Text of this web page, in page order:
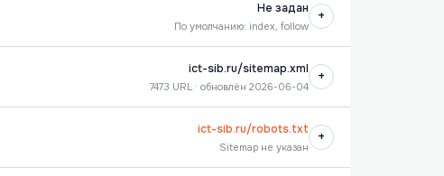
Не задан
По умолчанию: index, follow
+
ict-sib.ru/sitemap.xml
7473 URL · обновлён 2026-06-04
+
ict-sib.ru/robots.txt
Sitemap не указан
+